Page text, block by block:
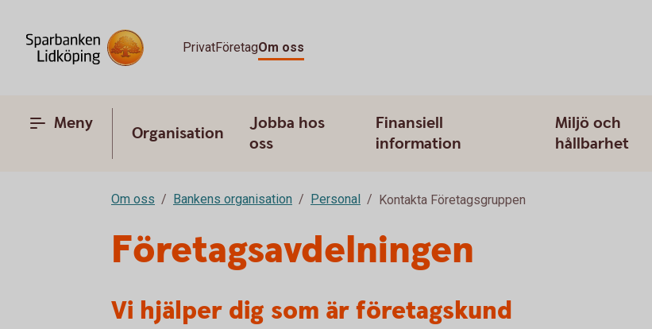
PrivatFöretagOm oss
Meny Organisation
Jobba hos
oss
Finansiell
information
Miljö och
hållbarhet
Om oss Bankens organisation Personal Kontakta Företagsgruppen
Företagsavdelningen
Vi hjälper dig som är företagskund